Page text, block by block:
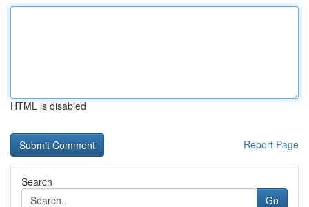
HTML is disabled
Report Page
Search
Go